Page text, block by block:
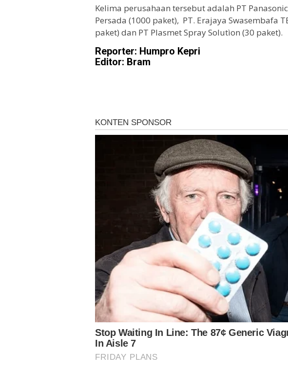
Kelima perusahaan tersebut adalah PT
Persada (1000 paket), PT. Erajaya Swasembafa
paket) dan PT Plasmet Spray Solutìon (30 paket).
Reporter: Humpro Kepri
Editor: Bram